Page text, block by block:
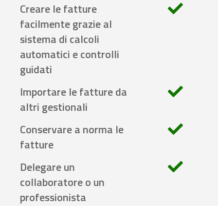
Creare le fatture
facilmente grazie al
sistema di calcoli
automatici e controlli
guidati
Importare le fatture da
altri gestionali
Conservare a norma le
fatture
Delegare un
collaboratore o un
professionista